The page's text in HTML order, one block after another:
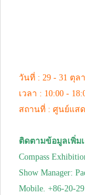
วันที่ : 29 - 31 ตุล
เวลา : 10:00 -
สถานที่ : ศูนย์แส
ติดตามข้อมูลเพิ่ม
Compass
Show Manager:
Mobile. +86-20-